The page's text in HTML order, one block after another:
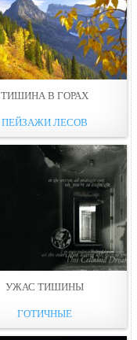
ТИШИНА В ГОРАХ
ПЕЙЗАЖИ ЛЕСОВ
УЖАС ТИШИНЫ
ГОТИЧНЫЕ